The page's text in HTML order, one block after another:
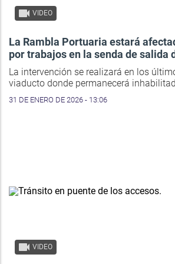
VIDEO
La Rambla Portuaria estará
por trabajos en la senda de salida
La intervención se realizará en los
viaducto donde permanecerá
31 DE ENERO DE 2026 - 13:06
VIDEO